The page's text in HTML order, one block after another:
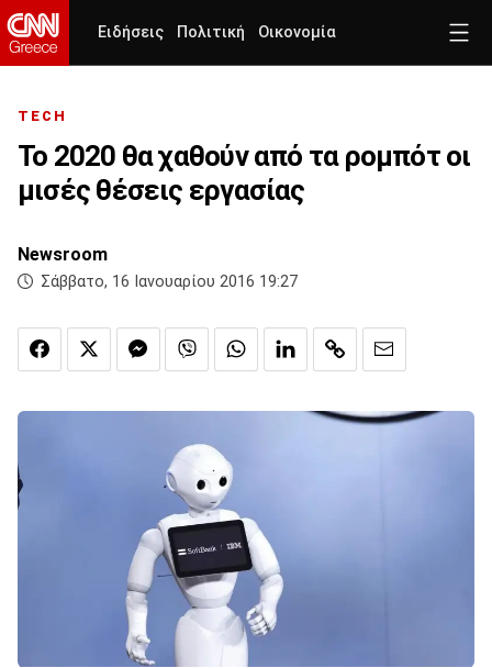
Ειδήσεις Πολιτική Οικονομία
TECH
Το 2020 θα χαθούν από τα ρομπότ οι
μισές θέσεις εργασίας
Newsroom
Σάββατο, 16 Ιανουαρίου 2016 19:27